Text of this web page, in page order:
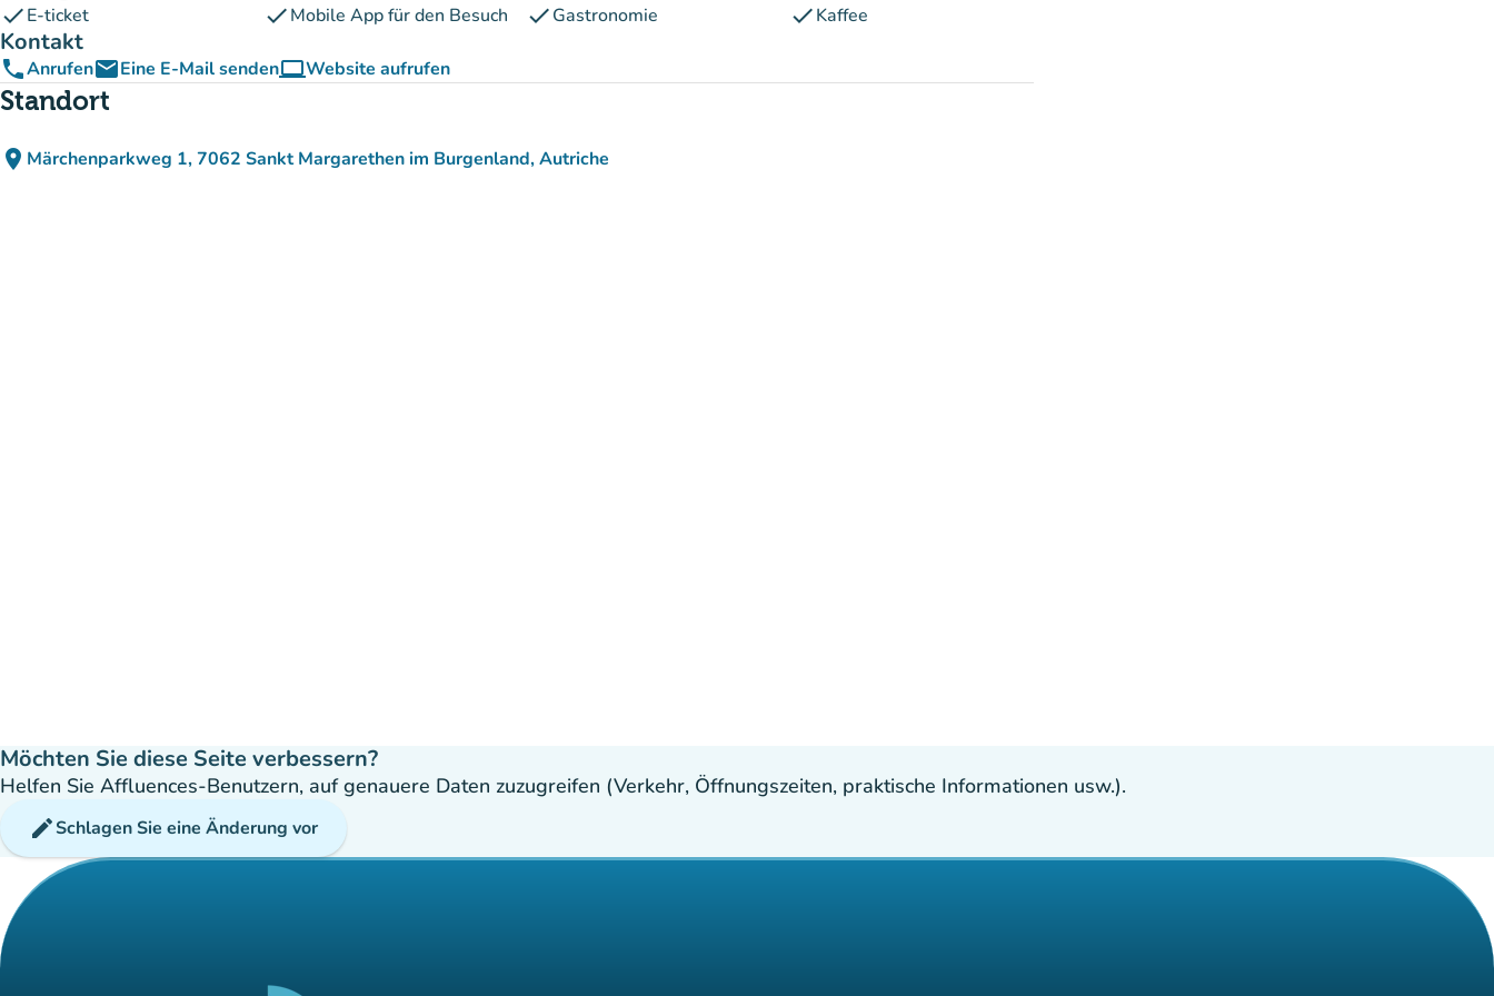
checkE-ticket checkMobile App für den Besuch checkGastronomie checkKaffee
Kontakt
phoneAnrufenemailEine E-Mail sendencomputerWebsite aufrufen
(new tab)
Standort
place Märchenparkweg 1, 7062 Sankt Margarethen im Burgenland, Autriche
(in Google Maps öffnen)
(new tab)
Möchten Sie diese Seite verbessern?
Helfen Sie Affluences-Benutzern, auf genauere Daten zuzugreifen (Verkehr, Öffnungszeiten, praktische Informationen usw.).
editSchlagen Sie eine Änderung vor